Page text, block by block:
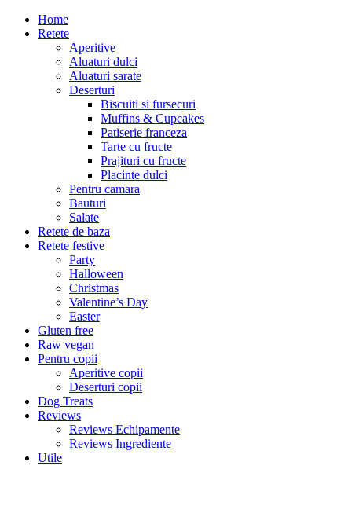
Home
Retete
Aperitive
Aluaturi dulci
Aluaturi sarate
Deserturi
Biscuiti si fursecuri
Muffins & Cupcakes
Patiserie franceza
Tarte cu fructe
Prajituri cu fructe
Placinte dulci
Pentru camara
Bauturi
Salate
Retete de baza
Retete festive
Party
Halloween
Christmas
Valentine’s Day
Easter
Gluten free
Raw vegan
Pentru copii
Aperitive copii
Deserturi copii
Dog Treats
Reviews
Reviews Echipamente
Reviews Ingrediente
Utile